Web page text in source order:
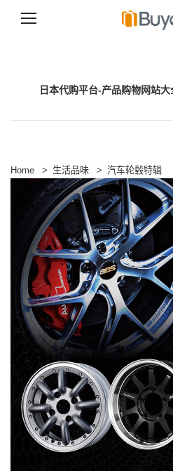
日本代购平台-产品购物网站
Home > 生活品味 > 汽车轮毂特辑